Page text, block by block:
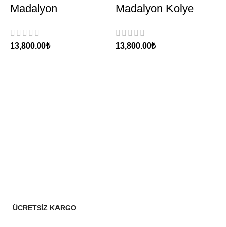
Madalyon
₺
Madalyon Kolye
₺
ÜCRETSİZ KARGO